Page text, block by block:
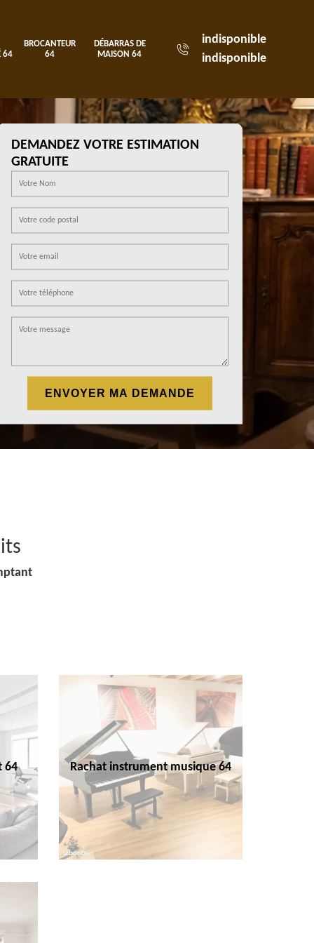
64
BROCANTEUR
64
DÉBARRAS DE
MAISON 64
indisponible
indisponible
DEMANDEZ VOTRE ESTIMATION
GRATUITE
64 Rachat instrument musique 64